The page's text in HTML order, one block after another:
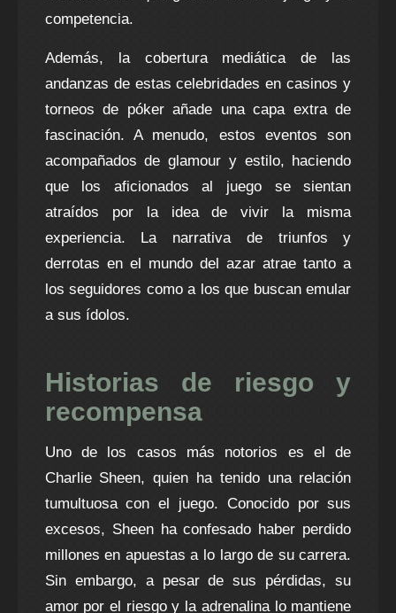
competencia.
Además, la cobertura mediática de las
andanzas de estas celebridades en casinos y
torneos de póker añade una capa extra de
fascinación. A menudo, estos eventos son
acompañados de glamour y estilo, haciendo
que los aficionados al juego se sientan
atraídos por la idea de vivir la misma
experiencia. La narrativa de triunfos y
derrotas en el mundo del azar atrae tanto a
los seguidores como a los que buscan emular
a sus ídolos.
Historias de riesgo y
recompensa
Uno de los casos más notorios es el de
Charlie Sheen, quien ha tenido una relación
tumultuosa con el juego. Conocido por sus
excesos, Sheen ha confesado haber perdido
millones en apuestas a lo largo de su carrera.
Sin embargo, a pesar de sus pérdidas, su
amor por el riesgo y la adrenalina lo mantiene